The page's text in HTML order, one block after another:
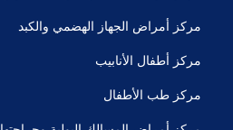
مركز أمراض الجهاز الهضمي والكبد
مركز أطفال الأنابيب
مركز طب الأطفال